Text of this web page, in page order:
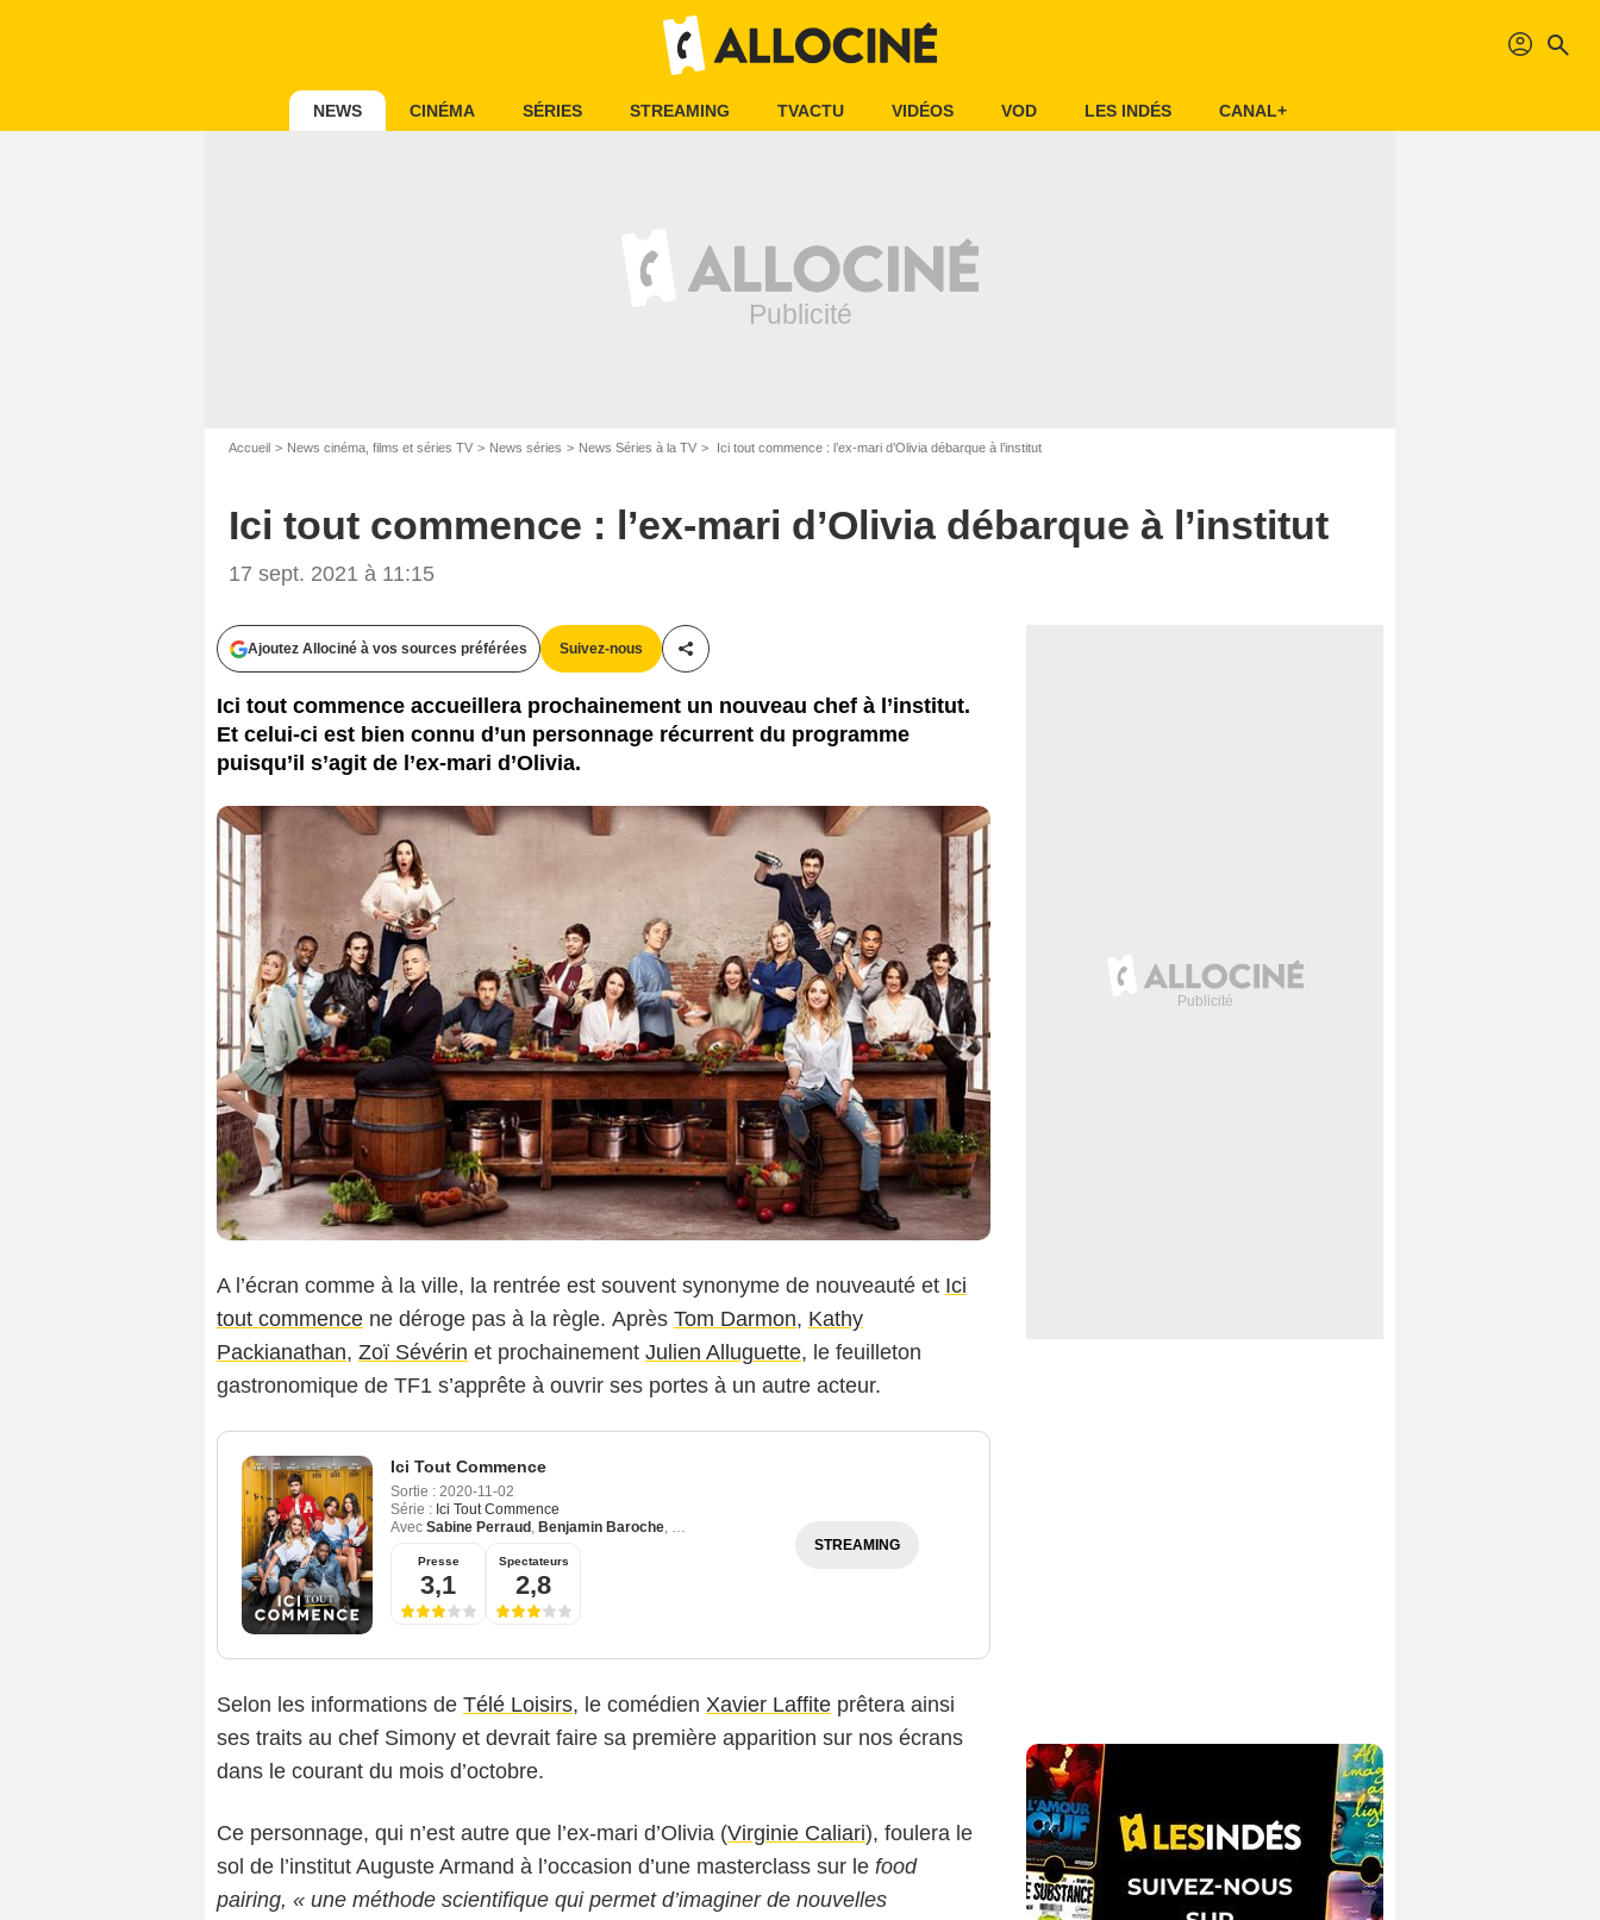
profil search
NEWS CINÉMA SÉRIES STREAMING TVACTU VIDÉOS VOD LES INDÉS CANAL+
Accueil News cinéma, films et séries TV News séries News Séries à la TV Ici tout commence : l’ex-mari d’Olivia débarque à l’institut
Ici tout commence : l’ex-mari d’Olivia débarque à l’institut
17 sept. 2021 à 11:15
Ajoutez Allociné à vos sources préférées Suivez-nous
Partager cet article
Ici tout commence accueillera prochainement un nouveau chef à l’institut.
Et celui-ci est bien connu d’un personnage récurrent du programme
puisqu’il s’agit de l’ex-mari d’Olivia.
A l’écran comme à la ville, la rentrée est souvent synonyme de nouveauté et Ici
tout commence ne déroge pas à la règle. Après Tom Darmon, Kathy
Packianathan, Zoï Sévérin et prochainement Julien Alluguette, le feuilleton
gastronomique de TF1 s’apprête à ouvrir ses portes à un autre acteur.
Ici Tout Commence
Sortie : 2020-11-02
Série : Ici Tout Commence
Avec Sabine Perraud , Benjamin Baroche, Loan Becmont
Presse
3,1
Spectateurs
2,8
STREAMING
Selon les informations de Télé Loisirs, le comédien Xavier Laffite prêtera ainsi
ses traits au chef Simony et devrait faire sa première apparition sur nos écrans
dans le courant du mois d’octobre.
Ce personnage, qui n’est autre que l’ex-mari d’Olivia (Virginie Caliari), foulera le
sol de l’institut Auguste Armand à l’occasion d’une masterclass sur le food
pairing, « une méthode scientifique qui permet d’imaginer de nouvelles